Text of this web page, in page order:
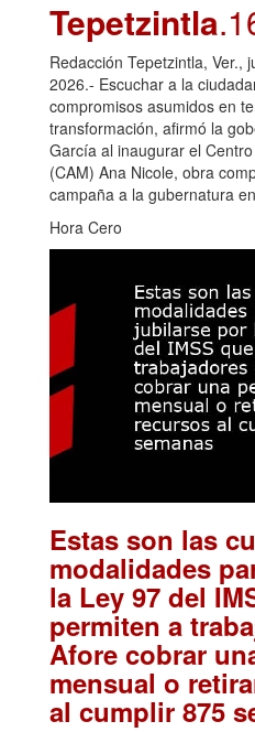
Tepetzintla
Redacción Tepetzintla, Ver.,
2026.- Escuchar a la
compromisos asumidos en
transformación, afirmó la
García al inaugurar el
(CAM) Ana Nicole, obra
campaña a la gubernatura
Hora Cero
Estas son las
modalidades
la Ley 97 del
permiten a
Afore cobrar
mensual o
al cumplir 875